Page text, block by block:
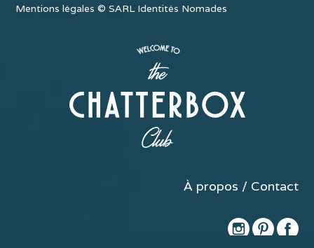
Mentions légales ©SARL Identités Nomades
À propos / Contact